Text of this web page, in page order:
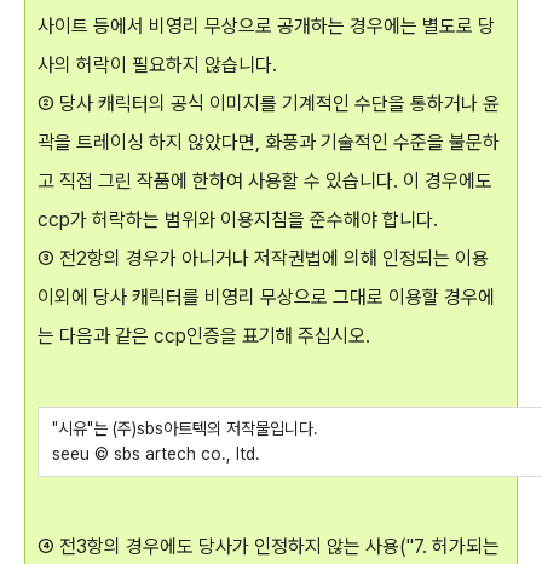
사이트 등에서 비영리 무상으로 공개하는 경우에는 별도로 당
사의 허락이 필요하지 않습니다.
② 당사 캐릭터의 공식 이미지를 기계적인 수단을 통하거나 윤
곽을 트레이싱 하지 않았다면, 화풍과 기술적인 수준을 불문하
고 직접 그린 작품에 한하여 사용할 수 있습니다. 이 경우에도
ccp가 허락하는 범위와 이용지침을 준수해야 합니다.
③ 전2항의 경우가 아니거나 저작권법에 의해 인정되는 이용
이외에 당사 캐릭터를 비영리 무상으로 그대로 이용할 경우에
는 다음과 같은 ccp인증을 표기해 주십시오.
"시유"는 (주)sbs아트텍의 저작물입니다.
seeu © sbs artech co., ltd.
④ 전3항의 경우에도 당사가 인정하지 않는 사용("7. 허가되는